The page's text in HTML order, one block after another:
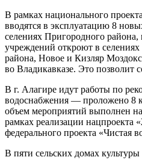
В рамках национального
вводятся в эксплуатацию 8
селениях Пригородного
учреждений откроют в
района, Новое и Кизляр
во Владикавказе. Это позволит
В г. Алагире идут работы по
водоснабжения — проложено 8
объем мероприятий выполнен
рамках реализации нацпроекта
федерального проекта «Чистая
В пяти сельских домах